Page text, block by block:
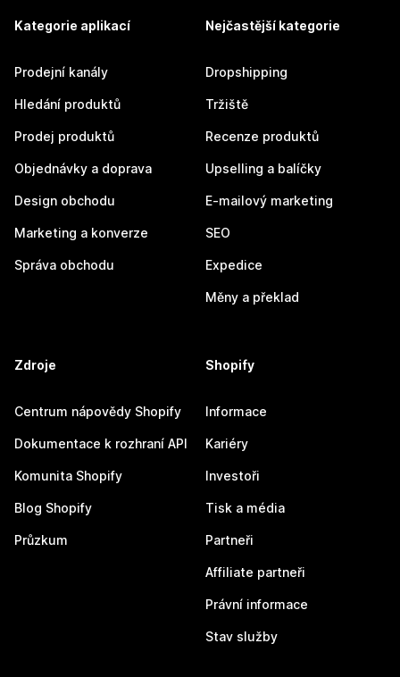
Kategorie aplikací
Prodejní kanály
Hledání produktů
Prodej produktů
Objednávky a doprava
Design obchodu
Marketing a konverze
Správa obchodu
Nejčastější kategorie
Dropshipping
Tržiště
Recenze produktů
Upselling a balíčky
E-mailový marketing
SEO
Expedice
Měny a překlad
Zdroje
Centrum nápovědy Shopify
Dokumentace k rozhraní API
Komunita Shopify
Blog Shopify
Průzkum
Shopify
Informace
Kariéry
Investoři
Tisk a média
Partneři
Affiliate partneři
Právní informace
Stav služby